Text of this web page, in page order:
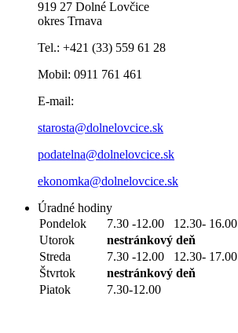
919 27 Dolné Lovčice
okres Trnava
Tel.: +421 (33) 559 61 28
Mobil: 0911 761 461
E-mail:
starosta@dolnelovcice.sk
podatelna@dolnelovcice.sk
ekonomka@dolnelovcice.sk
Úradné hodiny
Pondelok
7.30 -12.00 12.30- 16.00
Utorok
nestránkový deň
Streda
7.30 -12.00 12.30- 17.00
Štvrtok
nestránkový deň
Piatok
7.30-12.00